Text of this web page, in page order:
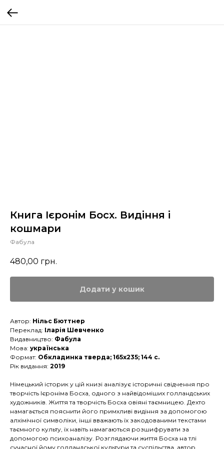
Книга Ієронім Босх. Видіння і
кошмари
Фабула
480,00 грн.
Додати у кошик
Автор: Нільс Бюттнер
Переклад: Іларія Шевченко
Видавництво: Фабула
Мова: українська
Формат: Обкладинка тверда; 165x235; 144 с.
Рік видання: 2019
Німецький історик у цій книзі аналізує історичні свідчення про
творчість Ієроніма Босха, одного з найвідоміших голландських
художників. Життя та творчість Босха овіяні таємницею. Дехто
намагається пояснити його примхливі видіння за допомогою
алхімічної символіки, інші вважають їх закодованими текстами
таємного культу, їх навіть намагаються розшифрувати за
допомогою психоаналізу. Розглядаючи життя Босха на тлі
сучасної йому голландської культури та суспільства, автор